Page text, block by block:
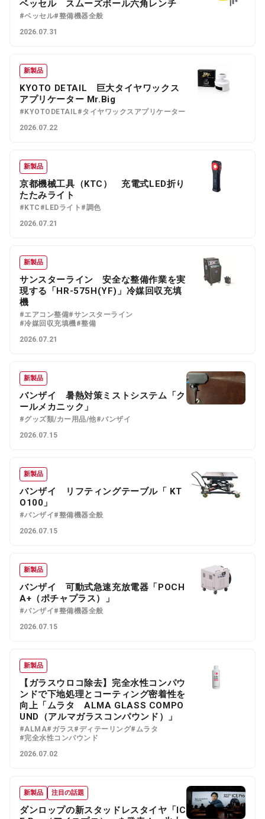
ベッセル スムーズボール六角レンチ
#ベッセル#整備機器全般
2026.07.31
新製品
KYOTO DETAIL 巨大タイヤワックス
アプリケーター Mr.Big
#KYOTODETAIL#タイヤワックスアプリケーター
2026.07.22
新製品
京都機械工具（KTC） 充電式LED折り
たたみライト
#KTC #LEDライト #調色
2026.07.21
新製品
サンスターライン 安全な整備作業を実
現する「HR-575H(YF)」冷媒回収充填
機
#エアコン整備#サンスターライン
#冷媒回収充填機#整備
2026.07.21
新製品
バンザイ 暑熱対策ミストシステム「ク
ールメカニック」
#グッズ類/カー用品/他#バンザイ
2026.07.15
新製品
バンザイ リフティングテーブル「 KT
O100」
#バンザイ#整備機器全般
2026.07.15
新製品
バンザイ 可動式急速充放電器「POCH
A+（ポチャプラス）」
#バンザイ#整備機器全般
2026.07.15
新製品
【ガラスウロコ除去】完全水性コンパウ
ンドで下地処理とコーティング密着性を
向上「ムラタ ALMA GLASS COMPO
UND（アルマガラスコンパウンド）」
#ALMA#ガラス#ディテーリング#ムラタ
#完全水性コンパウンド
2026.07.02
新製品 注目の話題
ダンロップの新スタッドレスタイヤ「IC